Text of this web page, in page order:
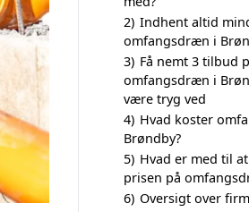
2) Indhent altid
omfangsdræn i
3) Få nemt 3 tilbud
omfangsdræn i
være tryg ved
4) Hvad koster
Brøndby?
5) Hvad er med til
prisen på
6) Oversigt over